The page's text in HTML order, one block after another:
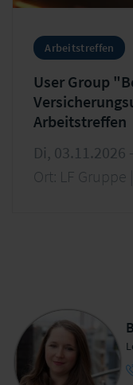
Arbeitstreffen
User Group
Arbeitstreffen
Di, 03.11.2026
Ort: LF